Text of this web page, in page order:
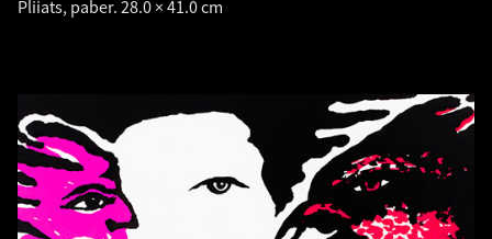
Pliiats, paber. 28.0 × 41.0 cm